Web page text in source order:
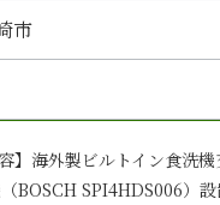
市
海外製ビルトイン食洗
BOSCH SPI4HDS006）